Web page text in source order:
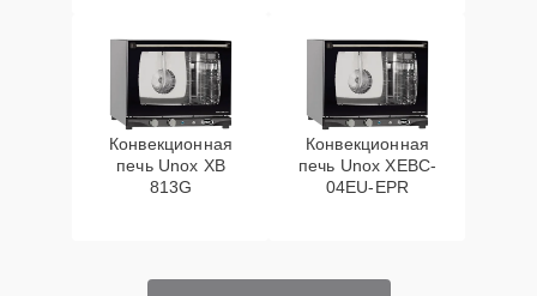
Конвекционная
печь Unox XB
813G
Конвекционная
печь Unox XEBC-
04EU-EPR